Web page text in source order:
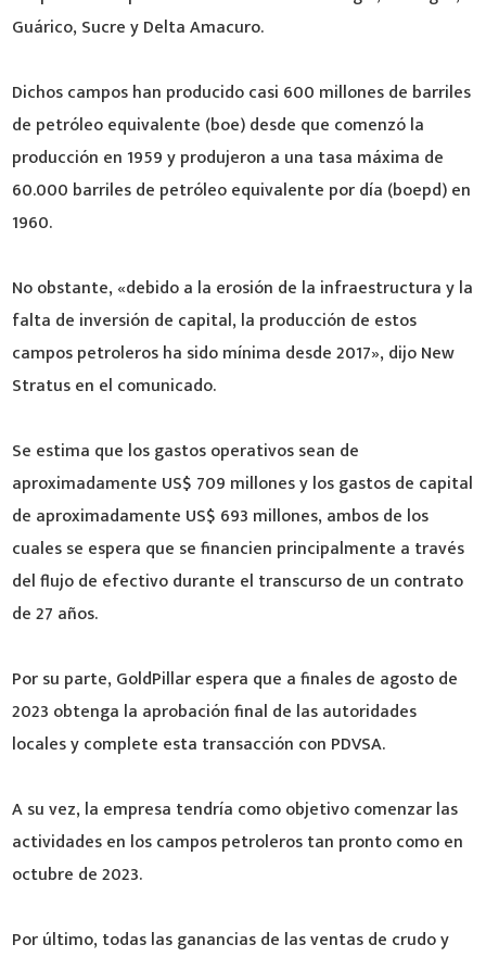
Guárico, Sucre y Delta Amacuro.
Dichos campos han producido casi 600 millones de barriles
de petróleo equivalente (boe) desde que comenzó la
producción en 1959 y produjeron a una tasa máxima de
60.000 barriles de petróleo equivalente por día (boepd) en
1960.
No obstante, «debido a la erosión de la infraestructura y la
falta de inversión de capital, la producción de estos
campos petroleros ha sido mínima desde 2017», dijo New
Stratus en el comunicado.
Se estima que los gastos operativos sean de
aproximadamente US$ 709 millones y los gastos de capital
de aproximadamente US$ 693 millones, ambos de los
cuales se espera que se financien principalmente a través
del flujo de efectivo durante el transcurso de un contrato
de 27 años.
Por su parte, GoldPillar espera que a finales de agosto de
2023 obtenga la aprobación final de las autoridades
locales y complete esta transacción con PDVSA.
A su vez, la empresa tendría como objetivo comenzar las
actividades en los campos petroleros tan pronto como en
octubre de 2023.
Por último, todas las ganancias de las ventas de crudo y